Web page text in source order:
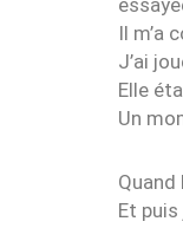
Il m’a
J’ai
Elle
Un
Quand
Et